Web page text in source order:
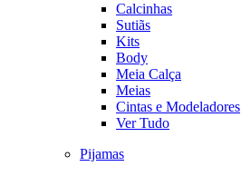
Calcinhas
Sutiãs
Kits
Body
Meia Calça
Meias
Cintas e Modeladores
Ver Tudo
Pijamas